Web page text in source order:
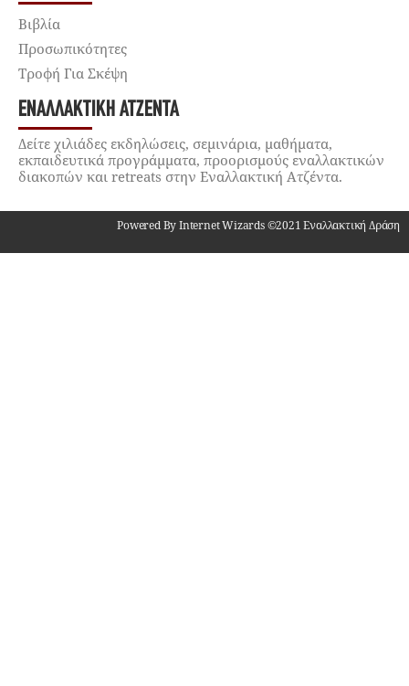
Βιβλία
Προσωπικότητες
Τροφή Για Σκέψη
ΕΝΑΛΛΑΚΤΙΚΉ ΑΤΖΈΝΤΑ
Δείτε χιλιάδες εκδηλώσεις, σεμινάρια, μαθήματα,
εκπαιδευτικά προγράμματα, προορισμούς εναλλακτικών
διακοπών και retreats στην Εναλλακτική Ατζέντα.
Powered By Internet Wizards ©2021 Εναλλακτική Δράση